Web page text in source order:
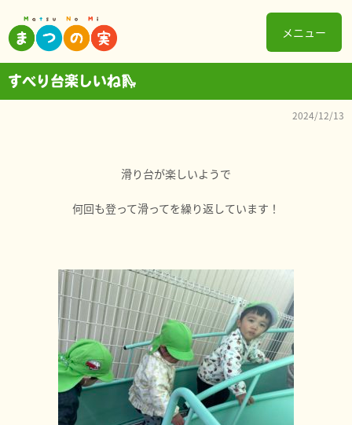
メニュー
すべり台楽しいね🛝
2024/12/13
滑り台が楽しいようで
何回も登って滑ってを繰り返しています！